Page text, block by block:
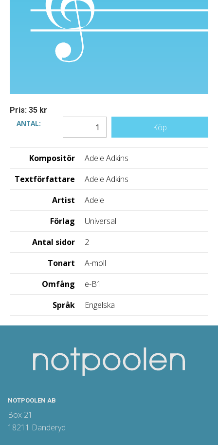
Pris: 35 kr
ANTAL:
Köp
Kompositör
Adele Adkins
Textförfattare
Adele Adkins
Artist
Adele
Förlag
Universal
Antal sidor
2
Tonart
A-moll
Omfång
e-B1
Språk
Engelska
NOTPOOLEN AB
Box 21
18211 Danderyd